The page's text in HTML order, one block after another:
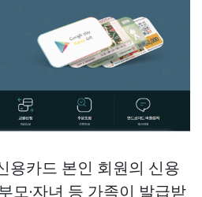
용카드 본인 회원의 신용
모·자녀 등 가족이 발급받